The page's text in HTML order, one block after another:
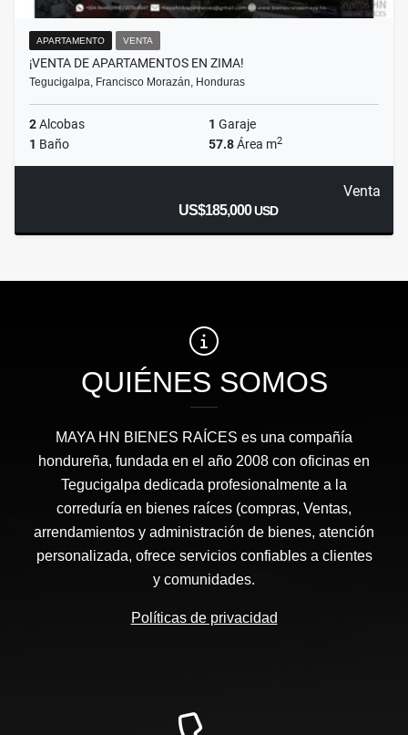
APARTAMENTO VENTA
¡VENTA DE APARTAMENTOS EN ZIMA!
Tegucigalpa, Francisco Morazán, Honduras
2Alcobas 1 Garaje
1 Baño 57.8Área m2
Venta
US$185,000USD
QUIÉNES SOMOS
MAYA HN BIENES RAÍCES​ es una compañía
hondureña, fundada en el año 2008 con oficinas en
Tegucigalpa dedicada profesionalmente a la
correduría en bienes raíces (compras, Ventas,
arrendamientos y administración de bienes, atención
personalizada, ofrece servicios confiables a clientes
y comunidades.
Políticas de privacidad